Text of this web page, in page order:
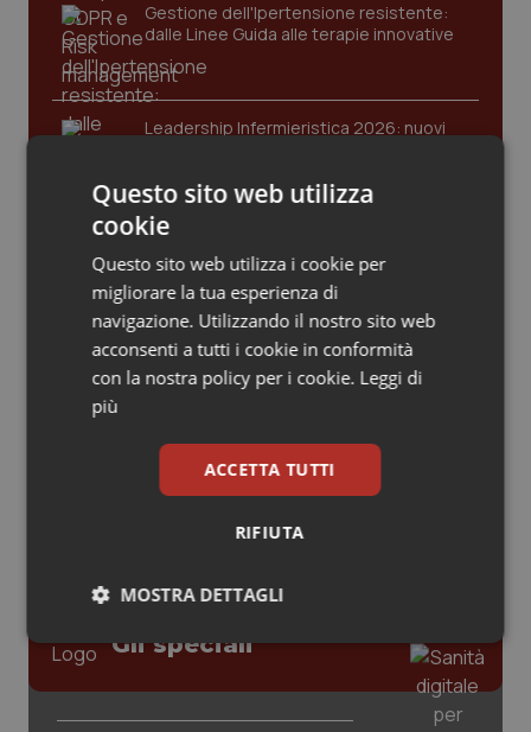
Lazio
Liguria
Lombardia
Marche
Molise
Piemonte
Provincia Autonoma di Bolzano
Provincia Autonoma di Trento
Toscana
Diabete & glucometri
Disturbi dell’umore
Dolore
Donna & Salute
Epatiti
HIV
Infezioni & Febbre
Ipertensione & Scompenso
Neuroscienze & patologie neurodegenerative
Obesità
Gestione dell'Ipertensione resistente:
dalle Linee Guida alle terapie innovative
Leadership Infermieristica 2026: nuovi
Leadership Medica 2026: guidare team
clinici ad alte prestazioni
AI e telemedicina nello studio
odontoiatrico: applicazioni concrete e
Gli speciali
Questo sito web utilizza
cookie
Questo sito web utilizza i cookie per
migliorare la tua esperienza di
navigazione. Utilizzando il nostro sito web
acconsenti a tutti i cookie in conformità
con la nostra policy per i cookie. Leggi di
più
ACCETTA TUTTI
RIFIUTA
MOSTRA DETTAGLI
Necessari Statistici Marketing